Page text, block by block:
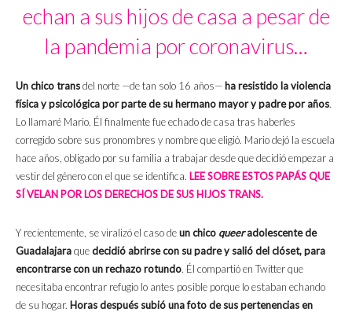
echan a sus hijos de casa a pesar de
la pandemia por coronavirus…
Un chico transdel norte —de tan solo 16 años— ha resistido la violencia
física y psicológica por parte de su hermano mayor y padre por años.
Lo llamaré Mario. Él finalmente fue echado de casa tras haberles
corregido sobre sus pronombres y nombre que eligió. Mario dejó la escuela
hace años, obligado por su familia a trabajar desde que decidió empezar a
vestir del género con el que se identifica. LEE SOBRE ESTOS PAPÁS QUE
SÍ VELAN POR LOS DERECHOS DE SUS HIJOS TRANS.
Y recientemente, se viralizó el caso deun chico queeradolescente de
Guadalajaraquedecidió abrirse con su padre y salió del clóset, para
encontrarse con un rechazo rotundo. Él compartió en Twitter que
necesitaba encontrar refugio lo antes posible porque lo estaban echando
de su hogar. Horas después subió una foto de sus pertenencias en